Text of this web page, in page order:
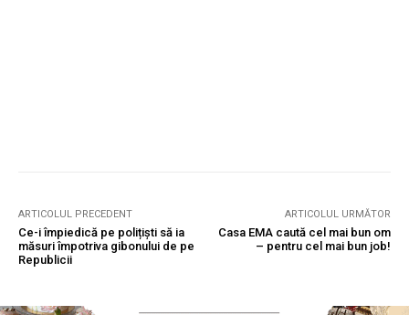
ARTICOLUL PRECEDENT
Ce-i împiedică pe polițiști să ia
măsuri împotriva gibonului de pe
Republicii
ARTICOLUL URMĂTOR
Casa EMA caută cel mai bun om
– pentru cel mai bun job!